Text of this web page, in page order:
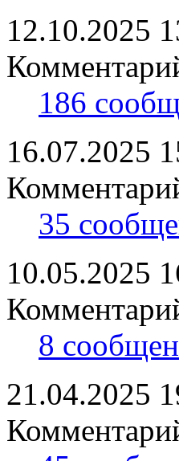
12.10.2025
186
16.07.2025
35
10.05.2025
8
21.04.2025